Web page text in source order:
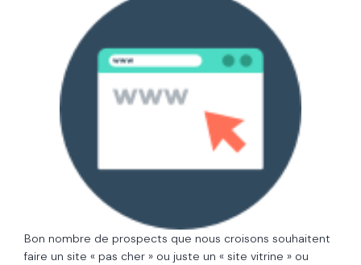
Bon nombre de prospects que nous croisons souhaitent
faire un site « pas cher » ou juste un « site vitrine » ou